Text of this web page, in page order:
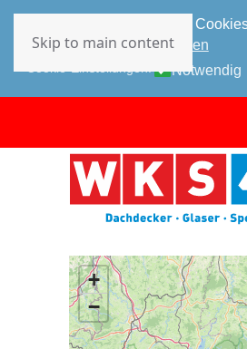
Diese Website verwendet
Datenschutz-Bestimmungen
Notwendig
Skip to main content
+
−